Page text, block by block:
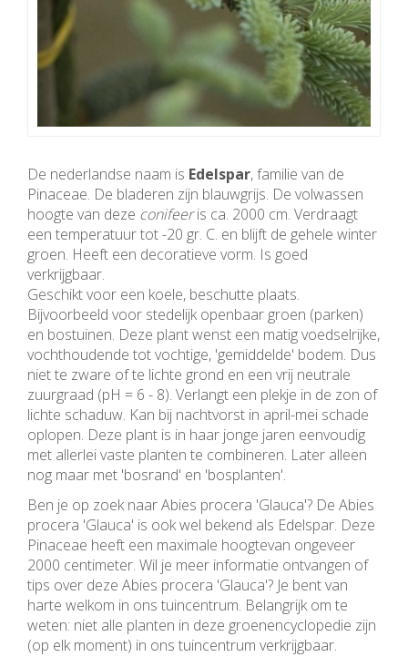
De nederlandse naam is Edelspar, familie van de
Pinaceae. De bladeren zijn blauwgrijs. De volwassen
hoogte van deze conifeeris ca. 2000 cm. Verdraagt
een temperatuur tot -20 gr. C. en blijft de gehele winter
groen. Heeft een decoratieve vorm. Is goed
verkrijgbaar.
Geschikt voor een koele, beschutte plaats.
Bijvoorbeeld voor stedelijk openbaar groen (parken)
en bostuinen. Deze plant wenst een matig voedselrijke,
vochthoudende tot vochtige, 'gemiddelde' bodem. Dus
niet te zware of te lichte grond en een vrij neutrale
zuurgraad (pH = 6 - 8). Verlangt een plekje in de zon of
lichte schaduw. Kan bij nachtvorst in april-mei schade
oplopen. Deze plant is in haar jonge jaren eenvoudig
met allerlei vaste planten te combineren. Later alleen
nog maar met 'bosrand' en 'bosplanten'.
Ben je op zoek naar Abies procera 'Glauca'? De Abies
procera 'Glauca' is ook wel bekend als Edelspar. Deze
Pinaceae heeft een maximale hoogtevan ongeveer
2000 centimeter. Wil je meer informatie ontvangen of
tips over deze Abies procera 'Glauca'? Je bent van
harte welkom in ons tuincentrum. Belangrijk om te
weten: niet alle planten in deze groenencyclopedie zijn
(op elk moment) in ons tuincentrum verkrijgbaar.